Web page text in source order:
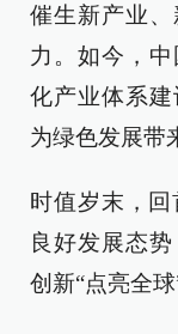
催生新产业
力。如今，
化产业体系建
为绿色发展带
时值岁末，
良好发展态
创新“点亮全球